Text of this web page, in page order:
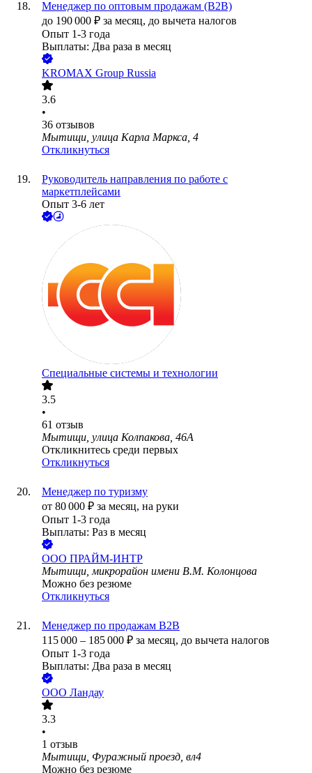
Менеджер по оптовым продажам (B2B)
до 190 000 ₽ за месяц, до вычета налогов
Опыт 1-3 года
Выплаты: Два раза в месяц
KROMAX Group Russia
3.6
•
36 отзывов
Мытищи, улица Карла Маркса, 4
Откликнуться
Руководитель направления по работе с
маркетплейсами
Опыт 3-6 лет
Специальные системы и технологии
3.5
•
61 отзыв
Мытищи, улица Колпакова, 46А
Откликнитесь среди первых
Откликнуться
Менеджер по туризму
от 80 000 ₽ за месяц, на руки
Опыт 1-3 года
Выплаты: Раз в месяц
ООО ПРАЙМ-ИНТР
Мытищи, микрорайон имени В.М. Колонцова
Можно без резюме
Откликнуться
Менеджер по продажам B2B
115 000 – 185 000 ₽ за месяц, до вычета налогов
Опыт 1-3 года
Выплаты: Два раза в месяц
ООО Ландау
3.3
•
1 отзыв
Мытищи, Фуражный проезд, вл4
Можно без резюме